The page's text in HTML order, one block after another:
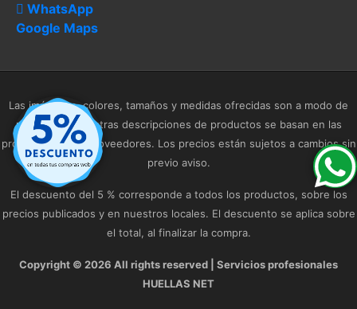
WhatsApp
Google Maps
Las imágenes, colores, tamaños y medidas ofrecidas son a modo de
referencia. Nuestras descripciones de productos se basan en las
provistas por los proveedores. Los precios están sujetos a cambios sin
previo aviso.
El descuento del 5 % corresponde a todos los productos, sobre los
precios publicados y en nuestros locales. El descuento se aplica sobre
el total, al finalizar la compra.
Copyright © 2026 All rights reserved | Servicios profesionales
HUELLAS NET